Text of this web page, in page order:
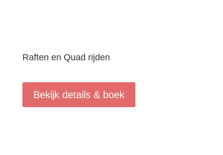
Raften en Quad rijden
Bekijk details & boek